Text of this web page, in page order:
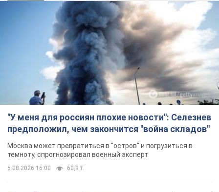
"У меня для россиян плохие новости": Селезнев
предположил, чем закончится "война складов"
Москва может превратиться в "остров" и погрузиться в
темноту, спрогнозировал военный эксперт
5.08.2026 16:00 60,9 т.